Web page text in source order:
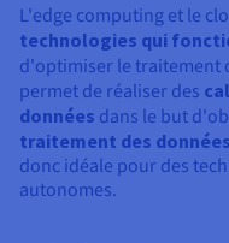
L'edge computing et le
technologies qui
d'optimiser le traitement
permet de réaliser des
données dans le but
traitement des
donc idéale pour des
autonomes.